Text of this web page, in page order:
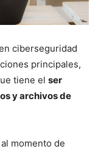
ciberseguridad
principales,
tiene el ser
y archivos de
momento de